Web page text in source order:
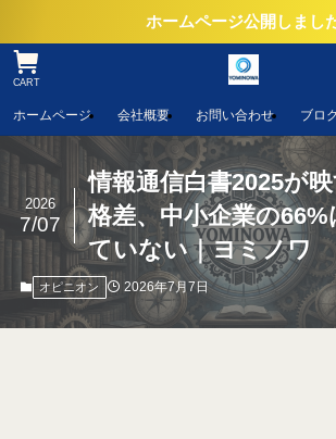
ホームページ公開しまし
CART
ホームページ 会社概要 お問い合わせ ブロ
情報通信白書2025が
格差、中小企業の
ていない｜ヨミノワ
2026
7/07
オピニオン 2026年7月7日